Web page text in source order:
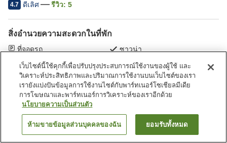
4.7 ดีเลิศ รีวิว: 5
สิ่งอำนวยความสะดวกในที่พัก
ที่จอดรถ
ซาวน่า
หน้าแรก ญี่ปุ่น ชิซูโอกะ นครชิซูโอกะ Hotel Noir Blanc
ค้นหาห้องพัก
เว็บไซต์นี้ใช้คุกกี้เพื่อปรับปรุงประสบการณ์ใช้งานของผู้ใช้ และ
วิเคราะห์ประสิทธิภาพและปริมาณการใช้งานบนเว็บไซต์ของเรา
เรายังแบ่งปันข้อมูลการใช้งานไซต์กับพาร์ทเนอร์โซเชียลมีเดีย
การโฆษณาและพาร์ทเนอร์การวิเคราะห์ของเราอีกด้วย
นโยบายความเป็นส่วนตัว
ห้ามขายข้อมูลส่วนบุคคลของฉัน ยอมรับทั้งหมด